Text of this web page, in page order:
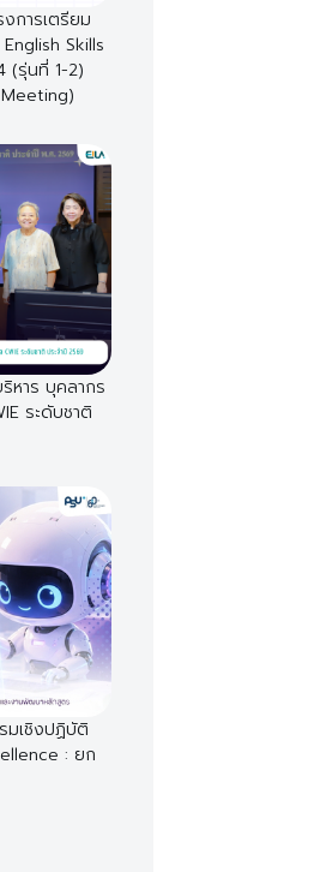
การเตรียม
Skills
(รุ่นที่ 1-2)
หาร บุคลากร
ระดับชาติ
มเชิงปฏิบัติ
: ยก